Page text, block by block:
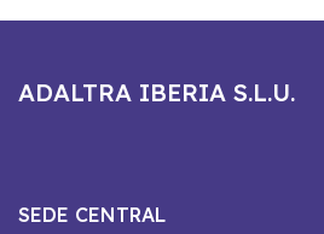
ADALTRA IBERIA S.L.U.
SEDE CENTRAL